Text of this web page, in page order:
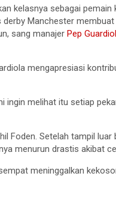
kelasnya sebagai pemain
derby Manchester membuat
, sang manajer Pep
mengapresiasi
ingin melihat itu setiap
Foden. Setelah tampil luar
menurun drastis akibat
meninggalkan